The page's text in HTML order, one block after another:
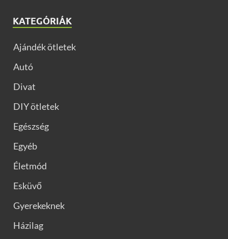
KATEGÓRIÁK
Ajándék ötletek
Autó
Divat
DIY ötletek
Egészség
Egyéb
Életmód
Esküvő
Gyerekeknek
Házilag